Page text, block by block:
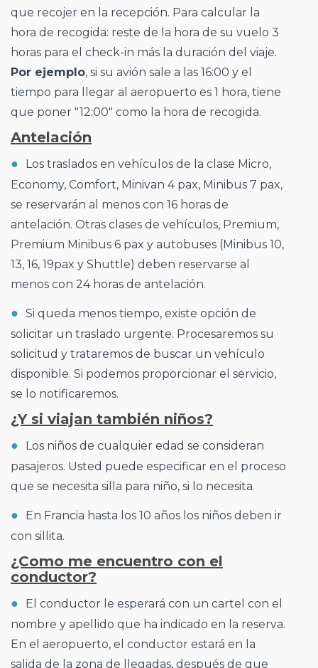
que recojer en la recepción. Para calcular la
hora de recogida: reste de la hora de su vuelo 3
horas para el check-in más la duración del viaje.
Por ejemplo, si su avión sale a las 16:00 y el
tiempo para llegar al aeropuerto es 1 hora, tiene
que poner "12:00" como la hora de recogida.
Antelación
Los traslados en vehículos de la clase Micro,
Economy, Comfort, Minivan 4 pax, Minibus 7 pax,
se reservarán al menos con 16 horas de
antelación. Otras clases de vehículos, Premium,
Premium Minibus 6 pax y autobuses (Minibus 10,
13, 16, 19pax y Shuttle) deben reservarse al
menos con 24 horas de antelación.
Si queda menos tiempo, existe opción de
solicitar un traslado urgente. Procesaremos su
solicitud y trataremos de buscar un vehículo
disponible. Si podemos proporcionar el servicio,
se lo notificaremos.
¿Y si viajan también niños?
Los niños de cualquier edad se consideran
pasajeros. Usted puede especificar en el proceso
que se necesita silla para niño, si lo necesita.
En Francia hasta los 10 años los niños deben ir
con sillita.
¿Como me encuentro con el
conductor?
El conductor le esperará con un cartel con el
nombre y apellido que ha indicado en la reserva.
En el aeropuerto, el conductor estará en la
salida de la zona de llegadas, después de que